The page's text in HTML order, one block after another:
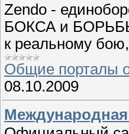
Zendo -
БОКСА и
к реальному
Общие порталы
08.10.2009